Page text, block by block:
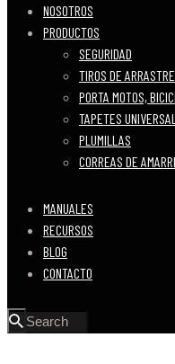
NOSOTROS
PRODUCTOS
SEGURIDAD
TIROS DE ARRASTRE
PORTA MOTOS,
TAPETES
PLUMILLAS
CORREAS DE
MANUALES
RECURSOS
BLOG
CONTACTO